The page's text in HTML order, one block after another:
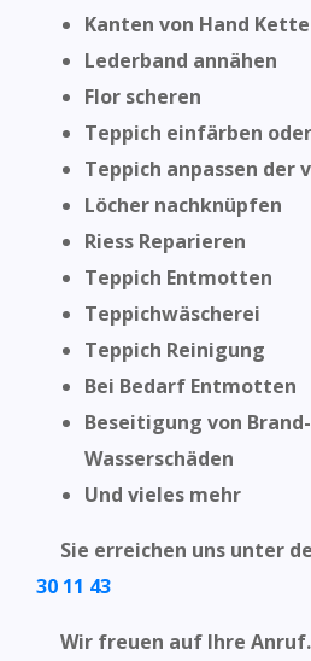
Kanten von Hand
Lederband annähen
Flor scheren
Teppich einfärben
Teppich anpassen der
Löcher nachknüpfen
Riess Reparieren
Teppich Entmotten
Teppichwäscherei
Teppich Reinigung
Bei Bedarf Entmotten
Beseitigung von
Wasserschäden
Und vieles mehr
Sie erreichen uns unter
30 11 43
Wir freuen auf Ihre Anruf.